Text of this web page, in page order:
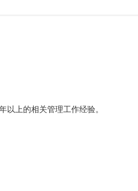
以上的相关管理工作经验。